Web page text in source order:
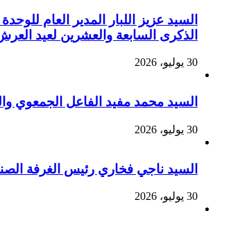
السيد عزيز اللبار المدير العام
الذكرى السابعة والعشرين لعيد
30 يوليو، 2026
السيد محمد مفيد الفاعل الجمعوي
30 يوليو، 2026
السيد ناجي فخاري رئيس الغرفة الصناعة
30 يوليو، 2026